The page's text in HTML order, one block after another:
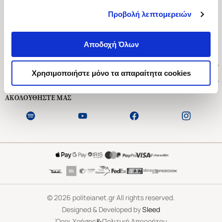
Προβολή λεπτομερειών
Αποδοχή Όλων
Χρησιμοποιήστε μόνο τα απαραίτητα cookies
Ασκληπιού 1-3, Αθήνα 106 79
Δευτέρα - Παρασκευή 09:00-21:00
Εξυπηρέτηση Πελατών
ΑΚΟΛΟΥΘΗΣΤΕ ΜΑΣ
©2026 politeianet.gr All rights reserved.
Designed & Developed bySleed